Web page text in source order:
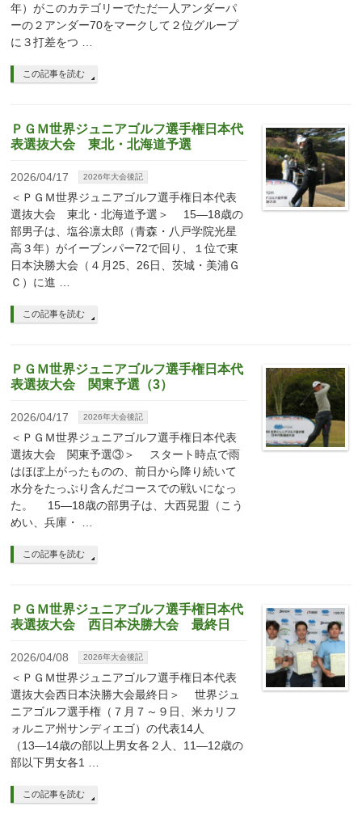
年）がこのカテゴリーでただ一人アンダーパ
ーの２アンダー70をマークして２位グループ
に３打差をつ …
この記事を読む
ＰＧＭ世界ジュニアゴルフ選手権日本代
表選抜大会 東北・北海道予選
2026/04/17 2026年大会後記
＜ＰＧＭ世界ジュニアゴルフ選手権日本代表
選抜大会 東北・北海道予選＞ 15―18歳の
部男子は、塩谷凛太郎（青森・八戸学院光星
高３年）がイーブンパー72で回り、１位で東
日本決勝大会（４月25、26日、茨城・美浦Ｇ
Ｃ）に進 …
この記事を読む
ＰＧＭ世界ジュニアゴルフ選手権日本代
表選抜大会 関東予選（3）
2026/04/17 2026年大会後記
＜ＰＧＭ世界ジュニアゴルフ選手権日本代表
選抜大会 関東予選③＞ スタート時点で雨
はほぼ上がったものの、前日から降り続いて
水分をたっぷり含んだコースでの戦いになっ
た。 15―18歳の部男子は、大西晃盟（こう
めい、兵庫・ …
この記事を読む
ＰＧＭ世界ジュニアゴルフ選手権日本代
表選抜大会 西日本決勝大会 最終日
2026/04/08 2026年大会後記
＜ＰＧＭ世界ジュニアゴルフ選手権日本代表
選抜大会西日本決勝大会最終日＞ 世界ジュ
ニアゴルフ選手権（７月７～９日、米カリフ
ォルニア州サンディエゴ）の代表14人
（13―14歳の部以上男女各２人、11―12歳の
部以下男女各1 …
この記事を読む